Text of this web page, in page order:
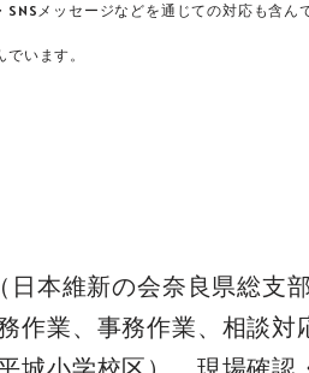
メッセージなどを通じての対応も含ん
います。
本維新の会奈良県総支
作業、事務作業、相談